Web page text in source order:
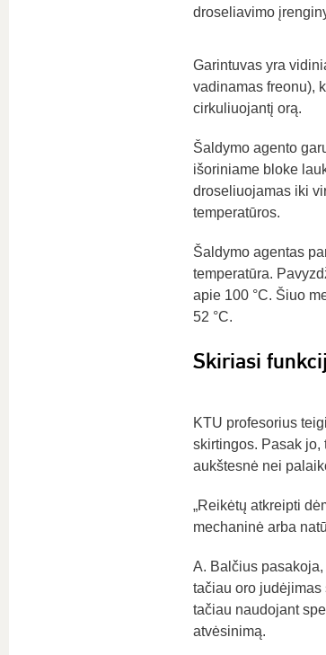
droseliavimo
Garintuvas yra
vadinamas freonu),
cirkuliuojantį orą.
Šaldymo agento
išoriniame bloke
droseliuojamas iki
temperatūros.
Šaldymo agentas
temperatūra.
apie 100 °C. Šiuo
52 °C.
Skiriasi
KTU profesorius
skirtingos. Pasak jo,
aukštesnė nei
„Reikėtų atkreipti
mechaninė arba
A. Balčius
tačiau oro
tačiau naudojant
atvėsinimą.